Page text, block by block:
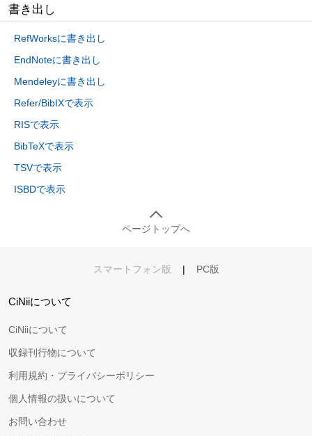
書き出し
RefWorksに書き出し
EndNoteに書き出し
Mendeleyに書き出し
Refer/BibIXで表示
RISで表示
BibTeXで表示
TSVで表示
ISBDで表示
ページトップへ
スマートフォン版 | PC版
CiNiiについて
CiNiiについて
収録刊行物について
利用規約・プライバシーポリシー
個人情報の扱いについて
お問い合わせ